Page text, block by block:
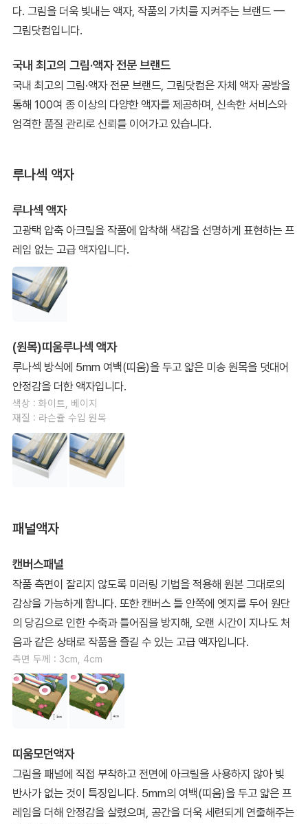
다. 그림을 더욱 빛내는 액자, 작품의 가치를 지켜주는 브랜드 —
그림닷컴입니다.
국내 최고의 그림·액자 전문 브랜드
국내 최고의 그림·액자 전문 브랜드, 그림닷컴은 자체 액자 공방을
통해 100여 종 이상의 다양한 액자를 제공하며, 신속한 서비스와
엄격한 품질 관리로 신뢰를 이어가고 있습니다.
루나섹 액자
루나섹 액자
고광택 압축 아크릴을 작품에 압착해 색감을 선명하게 표현하는 프
레임 없는 고급 액자입니다.
(원목)띠움루나섹 액자
루나섹 방식에 5mm 여백(띠움)을 두고 얇은 미송 원목을 덧대어
안정감을 더한 액자입니다.
색상 : 화이트, 베이지
재질 : 라슨쥴 수입 원목
패널액자
캔버스패널
작품 측면이 잘리지 않도록 미러링 기법을 적용해 원본 그대로의
감상을 가능하게 합니다. 또한 캔버스 틀 안쪽에 엣지를 두어 원단
의 당김으로 인한 수축과 틀어짐을 방지해, 오랜 시간이 지나도 처
음과 같은 상태로 작품을 즐길 수 있는 고급 액자입니다.
측면 두께 : 3cm, 4cm
띠움모던액자
그림을 패널에 직접 부착하고 전면에 아크릴을 사용하지 않아 빛
반사가 없는 것이 특징입니다. 5mm의 여백(띠움)을 두고 얇은 프
레임을 더해 안정감을 살렸으며, 공간을 더욱 세련되게 연출해주는